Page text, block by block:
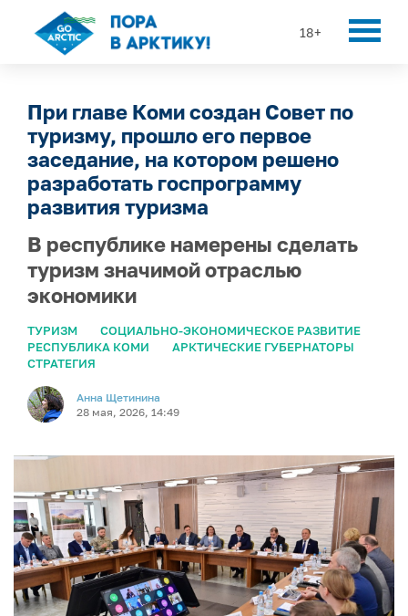
18+
При главе Коми создан Совет по
туризму, прошло его первое
заседание, на котором решено
разработать госпрограмму
развития туризма
В республике намерены сделать
туризм значимой отраслью
экономики
ТУРИЗМ
СОЦИАЛЬНО-ЭКОНОМИЧЕСКОЕ РАЗВИТИЕ
РЕСПУБЛИКА КОМИ
АРКТИЧЕСКИЕ ГУБЕРНАТОРЫ
СТРАТЕГИЯ
Анна Щетинина
28 мая, 2026, 14:49